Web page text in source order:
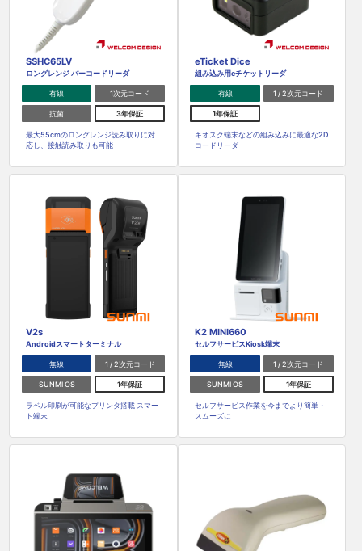
SSHC65LV
ロングレンジ バーコードリーダ
有線 1次元コード
抗菌 3年保証
最大55cmのロングレンジ読み取りに対
応し、接触読み取りも可能
eTicket Dice
組み込み用eチケットリーダ
有線 1 / 2次元コード
1年保証
キオスク端末などの組み込みに最適な2D
コードリーダ
V2s
Androidスマートターミナル
無線 1 / 2次元コード
SUNMI OS 1年保証
ラベル印刷が可能なプリンタ搭載 スマー
ト端末
K2 MINI660
セルフサービスKiosk端末
無線 1 / 2次元コード
SUNMI OS 1年保証
セルフサービス作業を今までより簡単・
スムーズに